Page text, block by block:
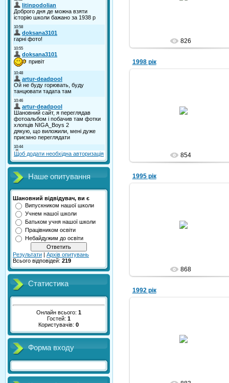
Щоб додати необхідна авторизація
Наше опитування
Шановний відвідувач, ви є
Випускником нашої школи
Учнем нашої школи
Батьком учня нашої школи
Працівником освіти
Небайдужим до освіти
Результати | Архів опитувань
Всього відповідей: 219
Статистика
Онлайн всього: 1
Гостей: 1
Користувачів:0
Форма входу
826
1998 рік
854
1995 рік
868
1992 рік